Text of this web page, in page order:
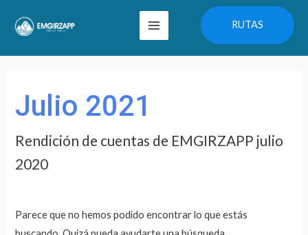
Main
Menu
RUTAS
Julio 2021
Rendición de cuentas de EMGIRZAPP julio
2020
Parece que no hemos podido encontrar lo que estás